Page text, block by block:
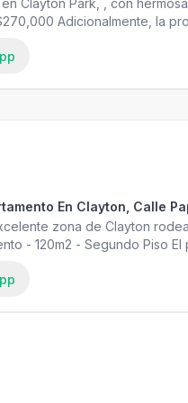
Clayton Park, , con
Adicionalmente, la
contactanos
En Clayton, Calle
zona de Clayton
- 120m2 - Segundo Piso